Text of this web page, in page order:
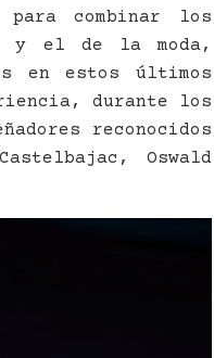
combinar los
y el de la moda,
en estos últimos
durante los
reconocidos
Oswald